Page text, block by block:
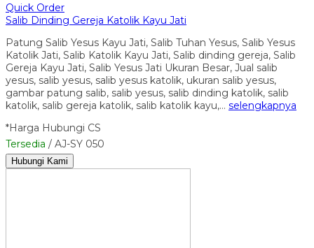
Quick Order
Salib Dinding Gereja Katolik Kayu Jati
Patung Salib Yesus Kayu Jati, Salib Tuhan Yesus, Salib Yesus
Katolik Jati, Salib Katolik Kayu Jati, Salib dinding gereja, Salib
Gereja Kayu Jati, Salib Yesus Jati Ukuran Besar, Jual salib
yesus, salib yesus, salib yesus katolik, ukuran salib yesus,
gambar patung salib, salib yesus, salib dinding katolik, salib
katolik, salib gereja katolik, salib katolik kayu,… selengkapnya
*Harga Hubungi CS
Tersedia / AJ-SY 050
Hubungi Kami